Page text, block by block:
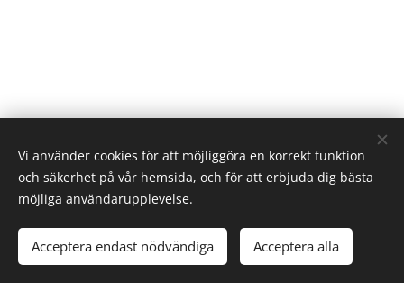
Medium AndreasÖsterlund2025 | Andreas Österlund AB
Stockholm
Cookies
Vi använder cookies för att möjliggöra en korrekt funktion
och säkerhet på vår hemsida, och för att erbjuda dig bästa
möjliga användarupplevelse.
Acceptera endast nödvändiga Acceptera alla